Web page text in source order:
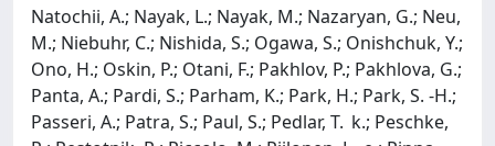
Natochii, A.; Nayak, L.; Nayak, M.; Nazaryan, G.; Neu,
M.; Niebuhr, C.; Nishida, S.; Ogawa, S.; Onishchuk, Y.;
Ono, H.; Oskin, P.; Otani, F.; Pakhlov, P.; Pakhlova, G.;
Panta, A.; Pardi, S.; Parham, K.; Park, H.; Park, S. -H.;
Passeri, A.; Patra, S.; Paul, S.; Pedlar, T. k.; Peschke,